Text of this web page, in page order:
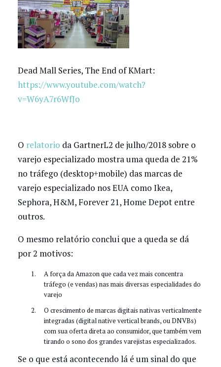
Dead Mall Series, The End of KMart:
https://www.youtube.com/watch?
v=W6yA7r6WfJo
O relatorio da GartnerL2 de julho/2018 sobre o
varejo especializado mostra uma queda de 21%
no tráfego (desktop+mobile) das marcas de
varejo especializado nos EUA como Ikea,
Sephora, H&M, Forever 21, Home Depot entre
outros.
O mesmo relatório conclui que a queda se dá
por 2 motivos:
A força da Amazon que cada vez mais concentra
tráfego (e vendas) nas mais diversas especialidades do
varejo
O crescimento de marcas digitais nativas verticalmente
integradas (digital native vertical brands, ou DNVBs)
com sua oferta direta ao consumidor, que também vem
tirando o sono dos grandes varejistas especializados.
Se o que está acontecendo lá é um sinal do que